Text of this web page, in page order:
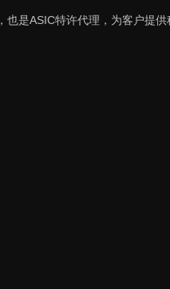
是ASIC特许代理，为客户提供